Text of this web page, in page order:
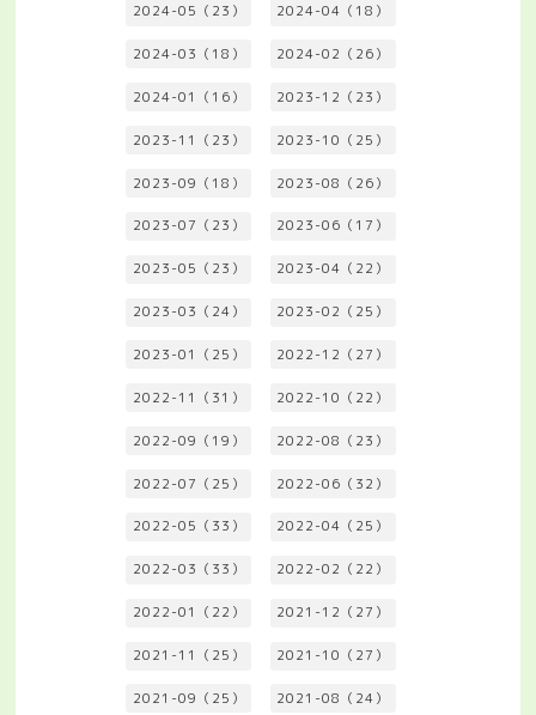
2024-05（23） 2024-04（18）
2024-03（18） 2024-02（26）
2024-01（16） 2023-12（23）
2023-11（23） 2023-10（25）
2023-09（18） 2023-08（26）
2023-07（23） 2023-06（17）
2023-05（23） 2023-04（22）
2023-03（24） 2023-02（25）
2023-01（25） 2022-12（27）
2022-11（31） 2022-10（22）
2022-09（19） 2022-08（23）
2022-07（25） 2022-06（32）
2022-05（33） 2022-04（25）
2022-03（33） 2022-02（22）
2022-01（22） 2021-12（27）
2021-11（25） 2021-10（27）
2021-09（25） 2021-08（24）